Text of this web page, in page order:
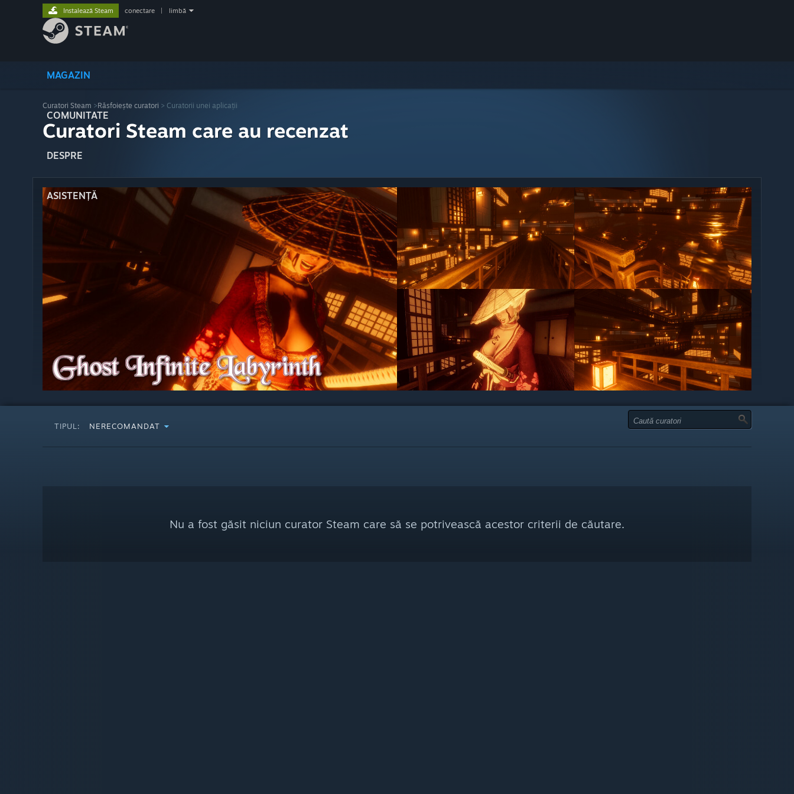
MAGAZIN
COMUNITATE
DESPRE
ASISTENȚĂ
Instalează Steam conectare limbă
Curatori Steam >Răsfoiește curatori > Curatorii unei aplicații
Curatori Steam care au recenzat
TIPUL: NERECOMANDAT
Nu a fost găsit niciun curator Steam care să se potrivească acestor criterii de căutare.